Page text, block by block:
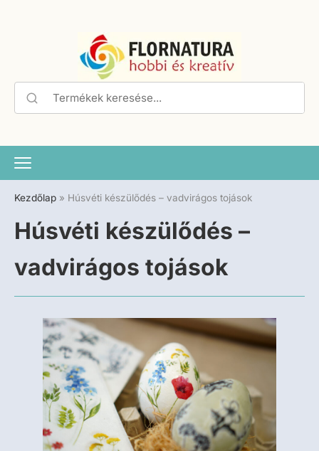
Kezdőlap » Húsvéti készülődés – vadvirágos tojások
Húsvéti készülődés –
vadvirágos tojások